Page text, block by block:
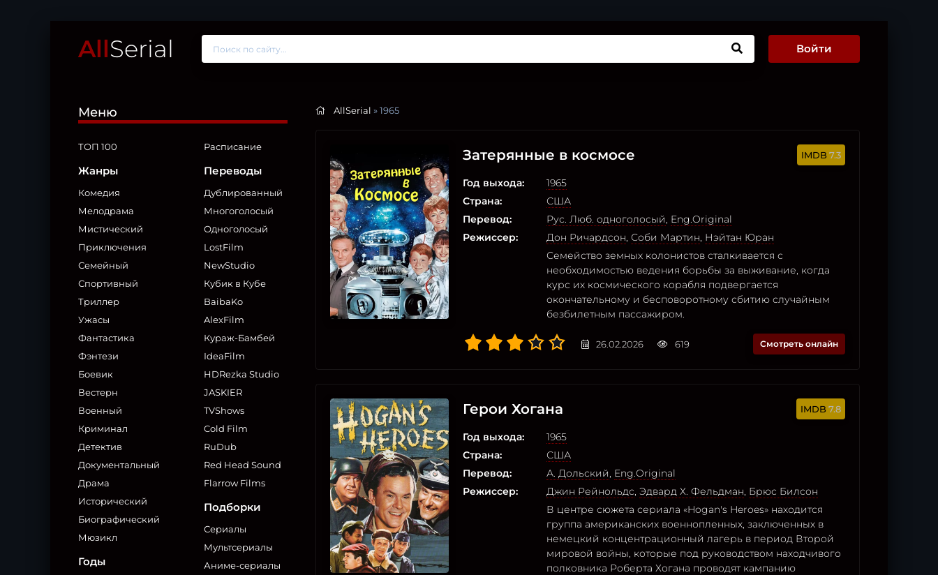
AllSerial Войти
Меню
ТОП 100
Жанры
Комедия
Мелодрама
Мистический
Приключения
Семейный
Спортивный
Триллер
Ужасы
Фантастика
Фэнтези
Боевик
Вестерн
Военный
Криминал
Детектив
Документальный
Драма
Исторический
Биографический
Мюзикл
Годы
Расписание
Переводы
Дублированный
Многоголосый
Одноголосый
LostFilm
NewStudio
Кубик в Кубе
BaibaKo
AlexFilm
Кураж-Бамбей
IdeaFilm
HDRezka Studio
JASKIER
TVShows
Cold Film
RuDub
Red Head Sound
Flarrow Films
Подборки
Сериалы
Мультсериалы
Аниме-сериалы
AllSerial » 1965
Затерянные в космосе 7.3
Год выхода:
1965
Страна:
США
Перевод:
Рус. Люб. одноголосый, Eng.Original
Режиссер:
Дон Ричардсон, Соби Мартин, Нэйтан Юран
Семейство земных колонистов сталкивается с
необходимостью ведения борьбы за выживание, когда
курс их космического корабля подвергается
окончательному и бесповоротному сбитию случайным
безбилетным пассажиром.
26.02.2026 619 Смотреть онлайн
Герои Хогана 7.8
Год выхода:
1965
Страна:
США
Перевод:
А. Дольский, Eng.Original
Режиссер:
Джин Рейнольдс, Эдвард Х. Фельдман, Брюс Билсон
В центре сюжета сериала «Hogan's Heroes» находится
группа американских военнопленных, заключенных в
немецкий концентрационный лагерь в период Второй
мировой войны, которые под руководством находчивого
полковника Роберта Хогана проводят кампанию